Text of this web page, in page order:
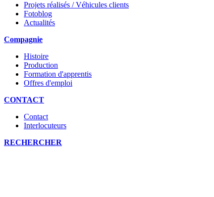
Projets réalisés / Véhicules clients
Fotoblog
Actualités
Compagnie
Histoire
Production
Formation d'apprentis
Offres d'emploi
CONTACT
Contact
Interlocuteurs
RECHERCHER